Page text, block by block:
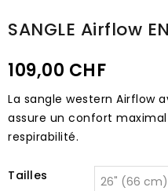
SANGLE Airflow
109,00 CHF
La sangle western Airflow
assure un confort
respirabilité.
Tailles